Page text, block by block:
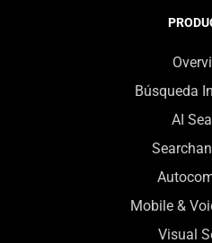
Búsqueda
AI
Mobile &
Visual